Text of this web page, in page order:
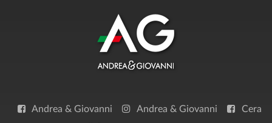
Andrea & Giovanni Andrea & Giovanni Cera